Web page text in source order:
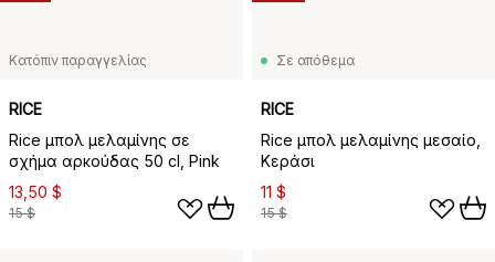
Κατόπιν παραγγελίας
RICE
Rice μπολ μελαμίνης σε
σχήμα αρκούδας 50 cl, Pink
13,50 $
15 $
Σε απόθεμα
RICE
Rice μπολ μελαμίνης μεσαίο,
Κεράσι
11 $
15 $